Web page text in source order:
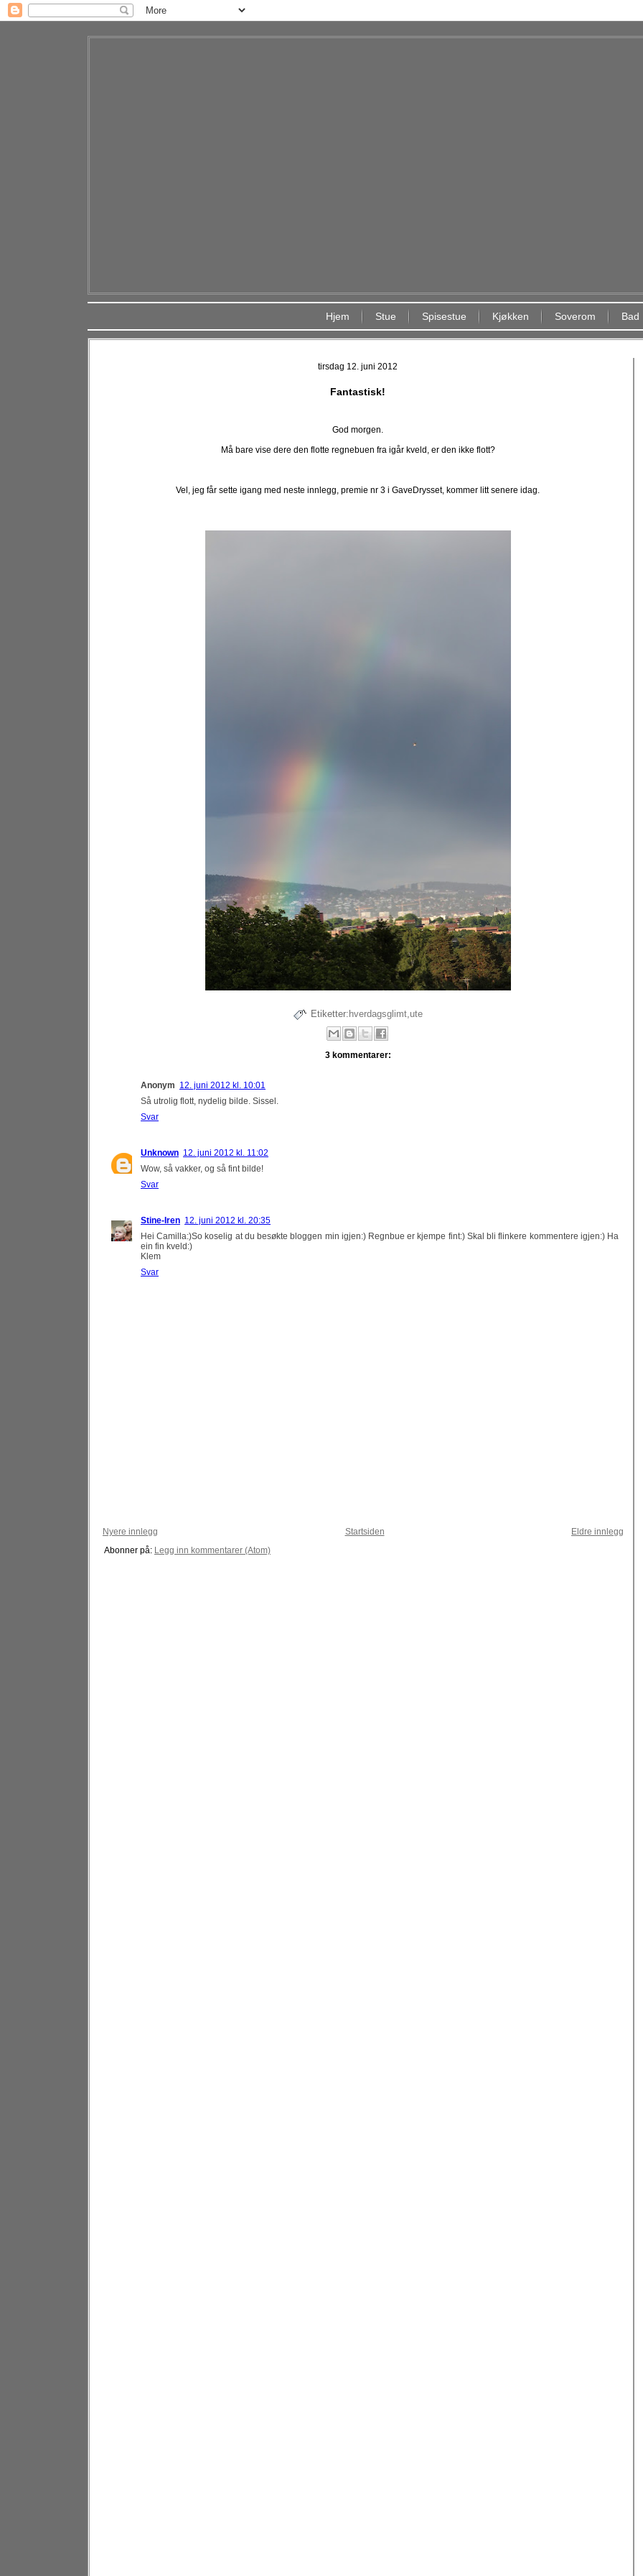
Hjem Stue Spisestue Kjøkken Soverom Bad
tirsdag 12. juni 2012
Fantastisk!
God morgen.
Må bare vise dere den flotte regnebuen fra igår kveld, er den ikke flott?
Vel, jeg får sette igang med neste innlegg, premie nr 3 i GaveDrysset, kommer litt senere idag.
Etiketter: hverdagsglimt,ute
3 kommentarer:
Anonym 12. juni 2012 kl. 10:01
Så utrolig flott, nydelig bilde. Sissel.
Svar
Unknown 12. juni 2012 kl. 11:02
Wow, så vakker, og så fint bilde!
Svar
Stine-Iren 12. juni 2012 kl. 20:35
Hei Camilla:)So koselig at du besøkte bloggen min igjen:) Regnbue er kjempe fint:) Skal bli flinkere kommentere igjen:) Ha
ein fin kveld:)
Klem
Svar
Nyere innlegg Eldre innlegg
Startsiden
Abonner på: Legg inn kommentarer (Atom)